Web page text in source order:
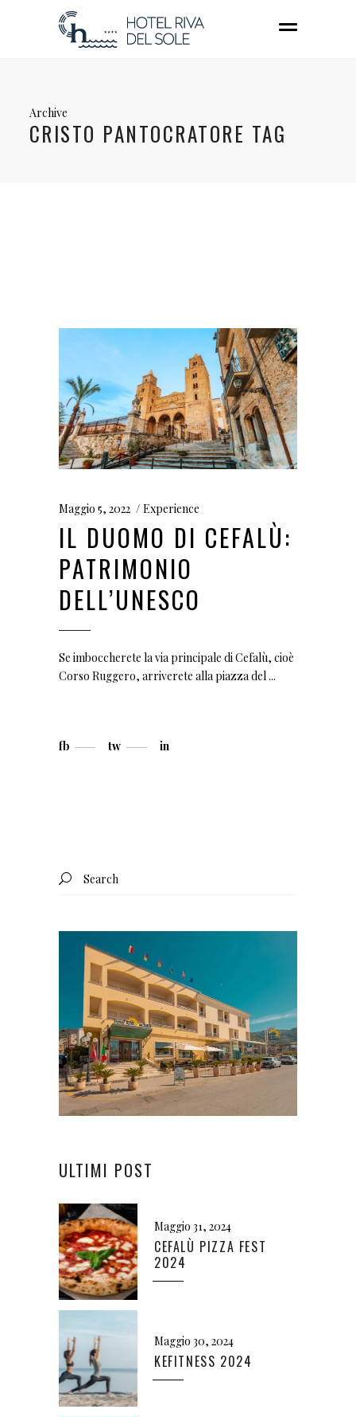
Archive
CRISTO PANTOCRATORE TAG
Maggio 5, 2022 Experience
IL DUOMO DI CEFALÙ:
PATRIMONIO
DELL’UNESCO
Se imboccherete la via principale di Cefalù, cioè
Corso Ruggero, arriverete alla piazza del
fb tw in
Search
for:
ULTIMI POST
Maggio 31, 2024
CEFALÙ PIZZA FEST
2024
Maggio 30, 2024
KEFITNESS 2024